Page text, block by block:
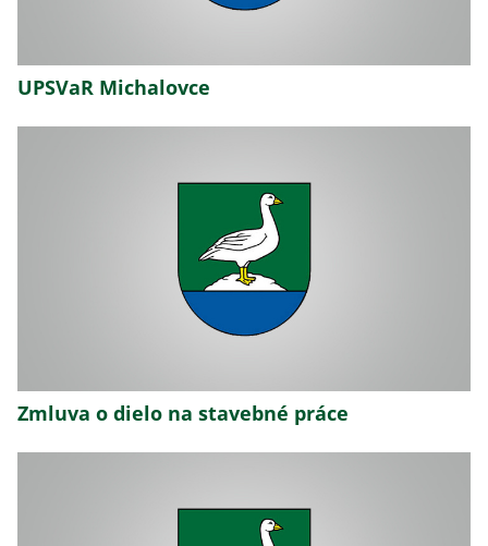
UPSVaR Michalovce
Zmluva o dielo na stavebné práce